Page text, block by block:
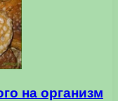
на организм